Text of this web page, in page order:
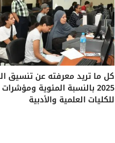
كل ما تريد معرفته عن تنسيق
2025 بالنسبة المئوية
للكليات العلمية والأدبية